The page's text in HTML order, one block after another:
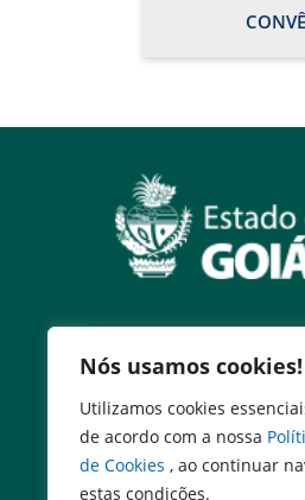
Nós usamos cookies!
Utilizamos cookies
de acordo com a nossa
de Cookies , ao continuar
estas condições.
Serviços
Expresso Goiás
Expresso Aplicações
Expresso Servidor